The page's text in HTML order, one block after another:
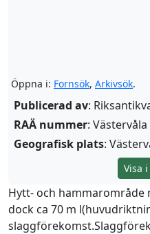
Öppna i: Fornsök, Arkivsök.
Publicerad av:
RAÄ nummer: Västervåla
Geografisk plats:
Visa
Hytt- och
dock ca 70 m